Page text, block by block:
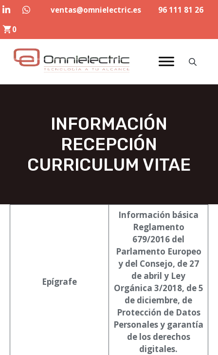
Saltar
contenido
ventas@omnielectric.es
96 111 81 26
0
INFORMACIÓN
RECEPCIÓN
CURRICULUM VITAE
Epígrafe
Información básica
Reglamento
679/2016 del
Parlamento Europeo
y del Consejo, de 27
de abril y Ley
Orgánica 3/2018, de 5
de diciembre, de
Protección de Datos
Personales y garantía
de los derechos
digitales.